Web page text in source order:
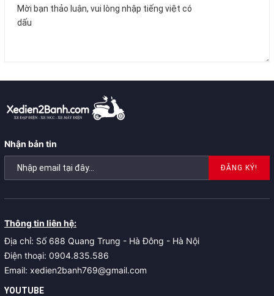
Nhận bản tin
ĐĂNG KÝ!
Thông tin liên hệ:
Địa chỉ: Số 688 Quang Trung - Hà Đông - Hà Nội
Điện thoại: 0904.835.586
Email: xedien2banh769@gmail.com
YOUTUBE